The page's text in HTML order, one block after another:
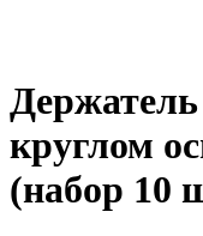
круглом
(набор 10